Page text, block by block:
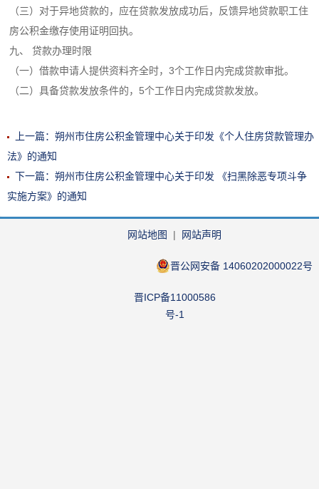
（三）对于异地贷款的，应在贷款发放成功后，反馈异地贷款职工住
房公积金缴存使用证明回执。
九、 贷款办理时限
（一）借款申请人提供资料齐全时，3个工作日内完成贷款审批。
（二）具备贷款发放条件的，5个工作日内完成贷款发放。
上一篇：朔州市住房公积金管理中心关于印发《个人住房贷款管理办
法》的通知
下一篇：朔州市住房公积金管理中心关于印发 《扫黑除恶专项斗争
实施方案》的通知
网站地图 | 网站声明
晋公网安备 14060202000022号
晋ICP备11000586
号-1